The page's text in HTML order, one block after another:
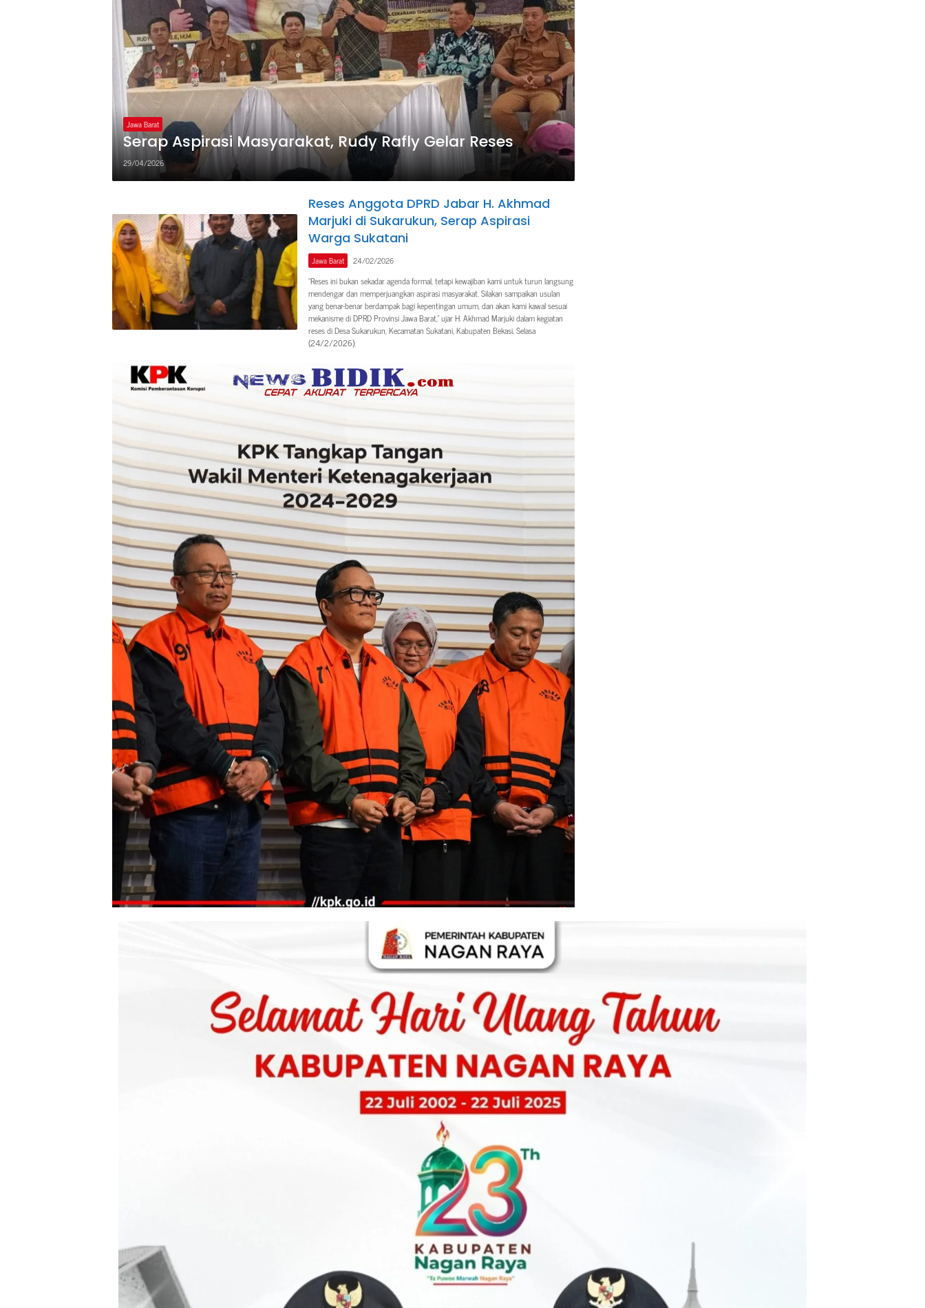
Jawa Barat
Serap Aspirasi Masyarakat, Rudy Rafly Gelar Reses
29/04/2026
Reses Anggota DPRD Jabar H. Akhmad
Marjuki di Sukarukun, Serap Aspirasi
Warga Sukatani
Jawa Barat 24/02/2026
“Reses ini bukan sekadar agenda formal, tetapi kewajiban kami untuk turun langsung
mendengar dan memperjuangkan aspirasi masyarakat. Silakan sampaikan usulan
yang benar-benar berdampak bagi kepentingan umum, dan akan kami kawal sesuai
mekanisme di DPRD Provinsi Jawa Barat,” ujar H. Akhmad Marjuki dalam kegiatan
reses di Desa Sukarukun, Kecamatan Sukatani, Kabupaten Bekasi, Selasa
(24/2/2026).